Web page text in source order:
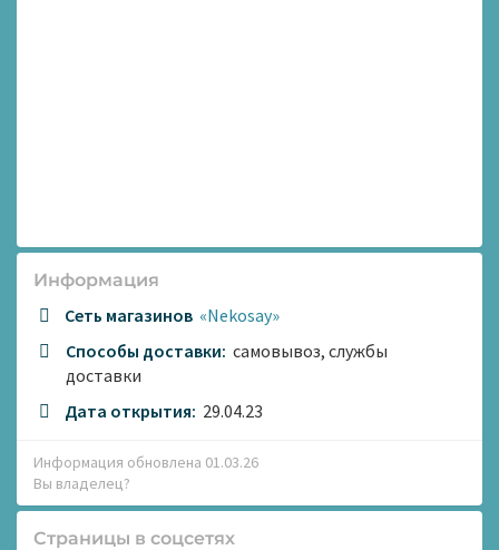
Информация
Сеть магазинов «Nekosay»
Способы доставки: самовывоз, службы
доставки
Дата открытия: 29.04.23
Информация обновлена 01.03.26
Вы владелец?
Страницы в соцсетях